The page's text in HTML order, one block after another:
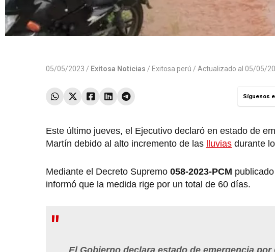
05/05/2023 / Exitosa Noticias / Exitosa perú / Actualizado al 05/05/
Síguenos
Este último jueves, el Ejecutivo declaró en estado de
Martín debido al alto incremento de las
lluvias durante
Mediante el Decreto Supremo 058-2023-PCM
informó que la medida rige por un total de 60 días.